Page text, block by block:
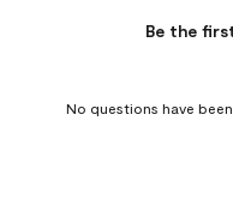
Be the
No questions have